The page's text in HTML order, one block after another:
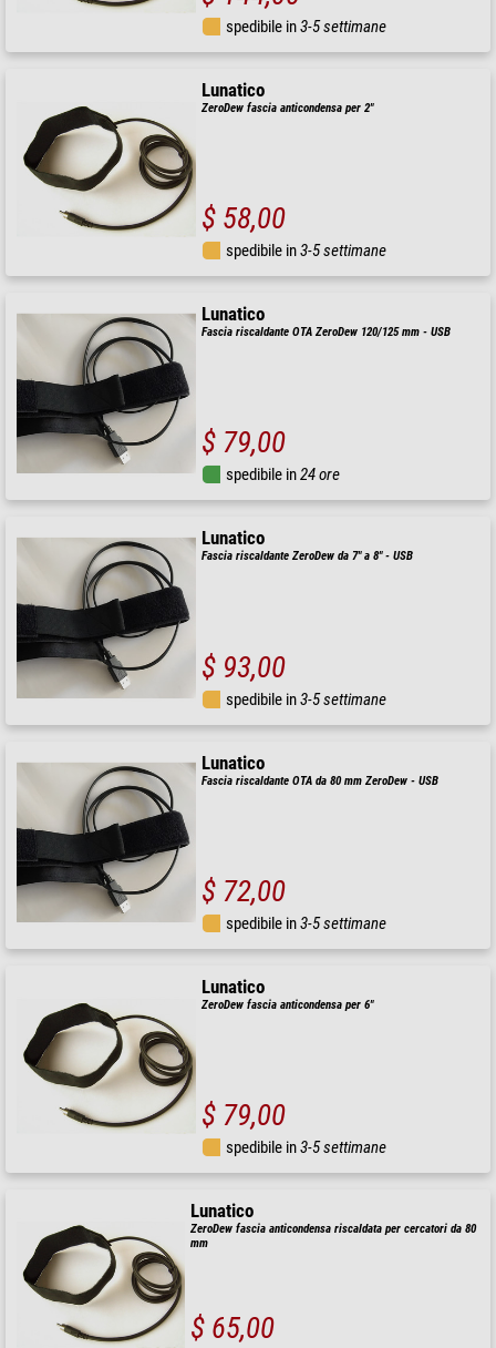
spedibile in3-5 settimane
Lunatico
ZeroDew fascia anticondensa per 2"
$ 58,00
spedibile in3-5 settimane
Lunatico
Fascia riscaldante OTA ZeroDew 120/125 mm - USB
$ 79,00
spedibile in24 ore
Lunatico
Fascia riscaldante ZeroDew da 7" a 8" - USB
$ 93,00
spedibile in3-5 settimane
Lunatico
Fascia riscaldante OTA da 80 mm ZeroDew - USB
$ 72,00
spedibile in3-5 settimane
Lunatico
ZeroDew fascia anticondensa per 6"
$ 79,00
spedibile in3-5 settimane
Lunatico
ZeroDew fascia anticondensa riscaldata per cercatori da 80
mm
$ 65,00